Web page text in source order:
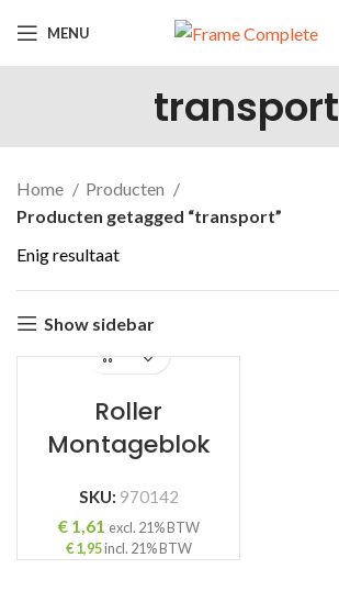
MENU
transport
Home
Producten
Producten getagged “transport”
Enig resultaat
Show sidebar
Roller
Montageblok
SKU: 970142
€1,61 excl. 21% BTW
€1,95incl. 21% BTW